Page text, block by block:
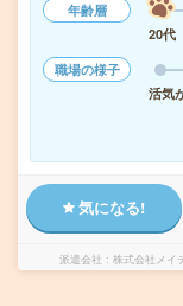
年齢層
20代
職場の様子
活気
気になる!
派遣会社 株式会社メイ